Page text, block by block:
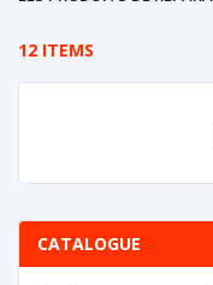
12 ITEMS
CATALOGUE